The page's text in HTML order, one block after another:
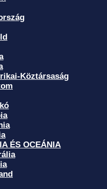
Köztársaság
ÉS OCEÁNIA